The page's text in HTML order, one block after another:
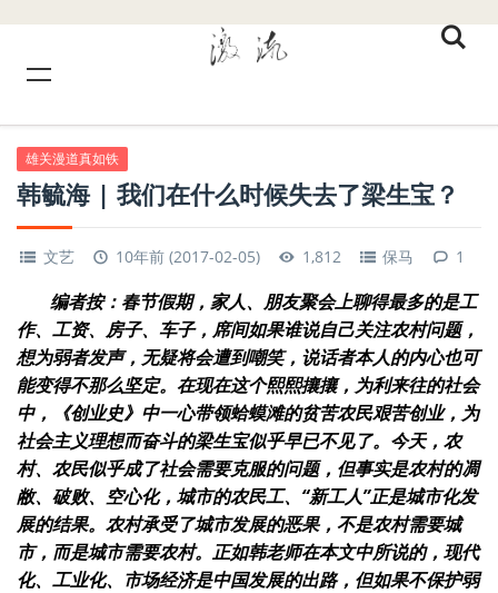
雄关漫道真如铁
韩毓海 | 我们在什么时候失去了梁生宝？
文艺 10年前 (2017-02-05) 1,812 保马 1
编者按：春节假期，家人、朋友聚会上聊得最多的是工
作、工资、房子、车子，席间如果谁说自己关注农村问题，
想为弱者发声，无疑将会遭到嘲笑，说话者本人的内心也可
能变得不那么坚定。在现在这个熙熙攘攘，为利来往的社会
中，《创业史》中一心带领蛤蟆滩的贫苦农民艰苦创业，为
社会主义理想而奋斗的梁生宝似乎早已不见了。今天，农
村、农民似乎成了社会需要克服的问题，但事实是农村的凋
敝、破败、空心化，城市的农民工、 “新工人”正是城市化发
展的结果。农村承受了城市发展的恶果，不是农村需要城
市，而是城市需要农村。正如韩老师在本文中所说的，现代
化、工业化、市场经济是中国发展的出路，但如果不保护弱